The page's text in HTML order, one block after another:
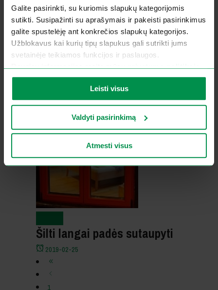
Galite pasirinkti, su kuriomis slapukų kategorijomis
sutikti. Susipažinti su aprašymais ir pakeisti pasirinkimus
galite spustelėję ant konkrečios slapukų kategorijos.
Užblokavus kai kurių tipų slapukus gali sutrikti jums
svetainėje teikiamos funkcijos ir paslaugos.
Daugiau informacijos rasite mūsųprivatumo politikoje.
Leisti visus
Valdyti pasirinkimą
Atmesti visus
Naujienos
Kokybė – ilgaamžiškumo
garantas
2019-02-25
Šilti langai padės sutaupyti
2019-02-25